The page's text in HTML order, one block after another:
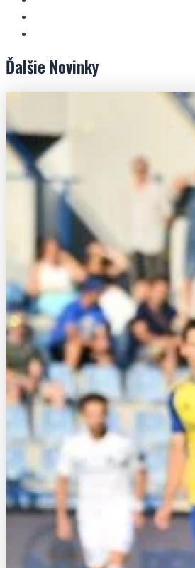
Ďalšie Novinky